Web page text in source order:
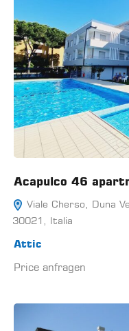
Acapulco 46
Viale Cherso, Duna
30021, Italia
Attic
Price anfragen